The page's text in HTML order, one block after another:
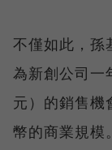
不僅如此，孫
為新創公司一
元）的銷售機
幣的商業規模